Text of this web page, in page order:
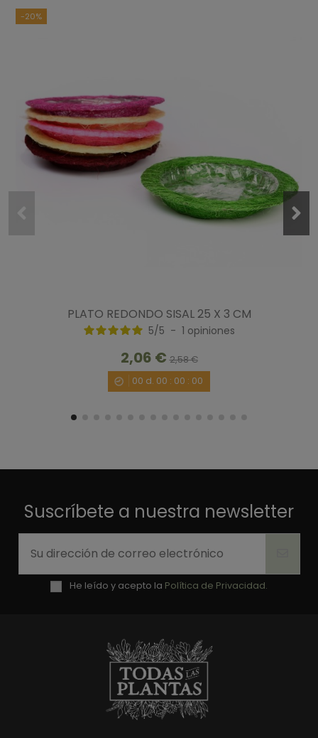
-20%
PLATO REDONDO SISAL 25 X 3 CM
5/5 - 1 opiniones
2,06 €2,58 €
00 d. 00 : 00 : 00
Suscríbete a nuestra newsletter
He leído y acepto la Política de Privacidad.